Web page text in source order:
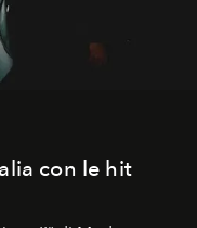
con le hit